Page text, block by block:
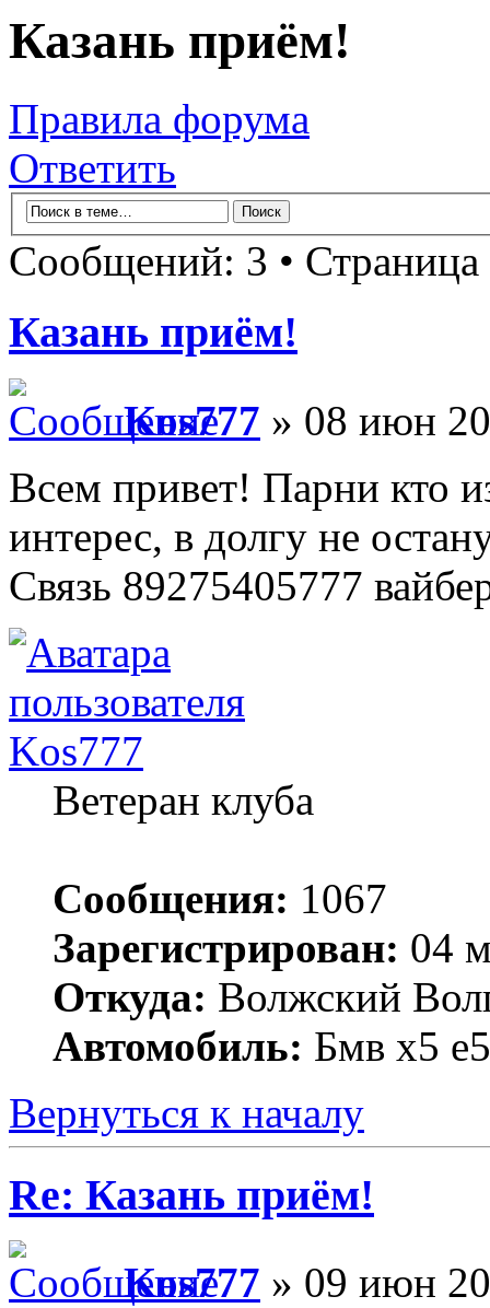
Казань приём!
Правила форума
Ответить
Сообщений: 3 • Страница
Казань приём!
Kos777 » 08 июн
Всем привет! Парни кто
интерес, в долгу не
Связь 89275405777
Kos777
Ветеран клуба
Сообщения: 1067
Зарегистрирован: 04
Откуда: Волжский
Автомобиль: Бмв х5
Вернуться к началу
Re: Казань приём!
Kos777 » 09 июн